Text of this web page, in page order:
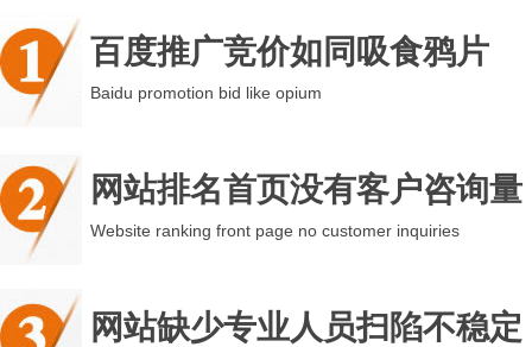
百度推广竞价如同吸食鸦片
Baidu promotion bid like opium
网站排名首页没有客户咨询量
Website ranking front page no customer inquiries
网站缺少专业人员扫陷不稳定